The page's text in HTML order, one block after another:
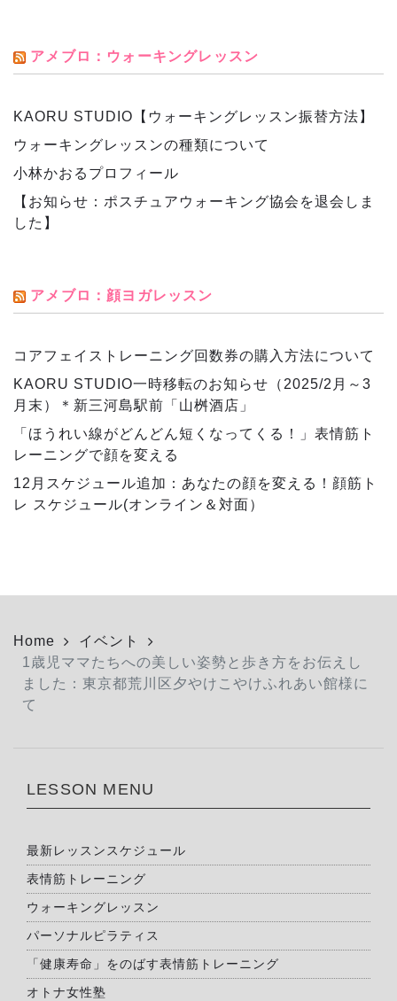
アメブロ：ウォーキングレッスン
KAORU STUDIO【ウォーキングレッスン振替方法】
ウォーキングレッスンの種類について
小林かおるプロフィール
【お知らせ：ポスチュアウォーキング協会を退会しま
した】
アメブロ：顔ヨガレッスン
コアフェイストレーニング回数券の購入方法について
KAORU STUDIO一時移転のお知らせ（2025/2月～3
月末）＊新三河島駅前「山桝酒店」
「ほうれい線がどんどん短くなってくる！」表情筋ト
レーニングで顔を変える
12月スケジュール追加：あなたの顔を変える！顔筋ト
レ スケジュール(オンライン＆対面）
Home
イベント
1歳児ママたちへの美しい姿勢と歩き方をお伝えし
ました：東京都荒川区夕やけこやけふれあい館様に
て
LESSON MENU
最新レッスンスケジュール
表情筋トレーニング
ウォーキングレッスン
パーソナルピラティス
「健康寿命」をのばす表情筋トレーニング
オトナ女性塾